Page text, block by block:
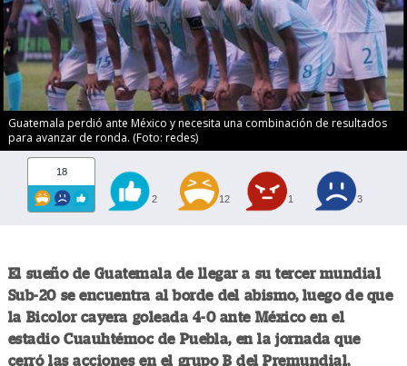
Guatemala perdió ante México y necesita una combinación de resultados
para avanzar de ronda. (Foto: redes)
18
2 12 1 3
El sueño de Guatemala de llegar a su tercer mundial
Sub-20 se encuentra al borde del abismo, luego de que
la Bicolor cayera goleada 4-0 ante México en el
estadio Cuauhtémoc de Puebla, en la jornada que
cerró las acciones en el grupo B del Premundial,